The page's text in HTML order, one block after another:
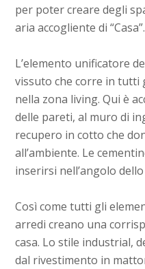
per poter creare degli
aria accogliente di
L’elemento unificatore
vissuto che corre in tutti
nella zona living. Qui è
delle pareti, al muro di
recupero in cotto che
all’ambiente. Le
inserirsi nell’angolo
Così come tutti gli
arredi creano una
casa. Lo stile industrial,
dal rivestimento in